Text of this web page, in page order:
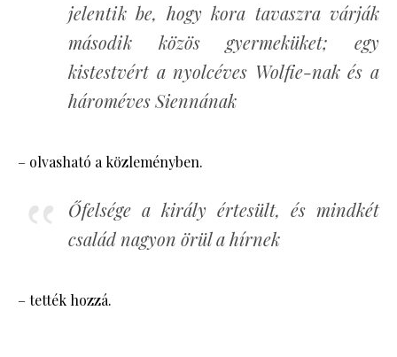
jelentik be, hogy kora tavaszra várják
második közös gyermeküket; egy
kistestvért a nyolcéves Wolfie-nak és a
hároméves Siennának
– olvasható a közleményben.
Őfelsége a király értesült, és mindkét
család nagyon örül a hírnek
– tették hozzá.